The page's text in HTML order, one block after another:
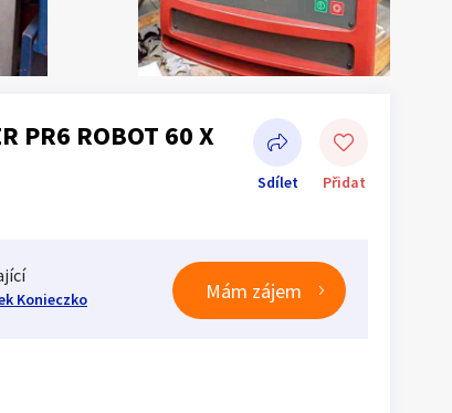
PR6 ROBOT 60 X
Sdílet Přidat
Sdílet na Facebooku
Konieczko Mám zájem